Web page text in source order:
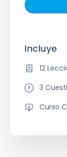
Incluye
12
3
Curso